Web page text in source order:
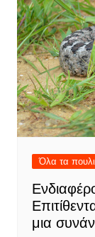
Όλα τα
μια